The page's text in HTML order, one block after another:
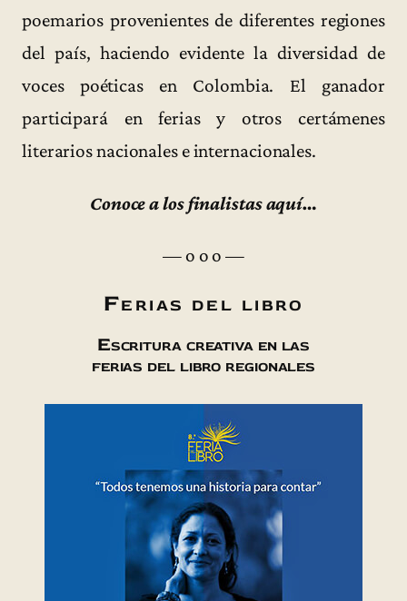
poemarios provenientes de diferentes regiones
del país, haciendo evidente la diversidad de
voces poéticas en Colombia. El ganador
participará en ferias y otros certámenes
literarios nacionales e internacionales.
Conoce a los finalistas aquí…
— o o o —
Ferias del libro
Escritura creativa en las
ferias del libro regionales